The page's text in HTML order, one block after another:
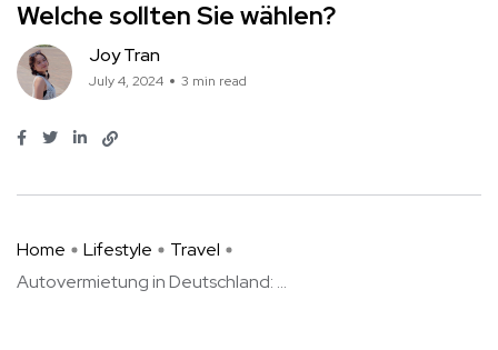
Welche sollten Sie wählen?
Joy Tran
July 4, 2024 3 min read
Home Lifestyle
Travel
Autovermietung in Deutschland: ...